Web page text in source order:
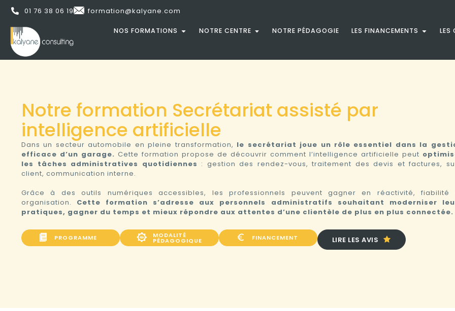
01 76 38 06 19 formation@kalyane.com
NOS FORMATIONS NOTRE CENTRE NOTRE PÉDAGOGIE LES FINANCEMENTS LES
Notre formation Secrétariat assisté par
intelligence artificielle
Dans un secteur automobile en pleine transformation, le secrétariat joue un rôle essentiel dans la
efficace d’un garage. Cette formation propose de découvrir comment l’intelligence artificielle peut
les tâches administratives quotidiennes : gestion des rendez-vous, traitement des devis et factures,
client, communication interne.
Grâce à des outils numériques accessibles, les professionnels peuvent gagner en réactivité, fiabilité
organisation. Cette formation s’adresse aux personnels administratifs souhaitant moderniser
pratiques, gagner du temps et mieux répondre aux attentes d’une clientèle de plus en plus connectée.
PROGRAMME MODALITÉ
PÉDAGOGIQUE FINANCEMENT LIRE LES AVIS